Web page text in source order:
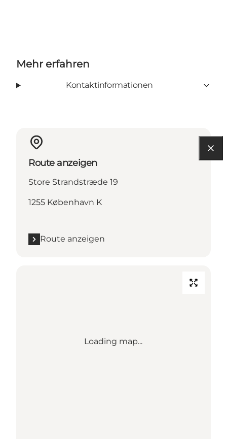
Mehr erfahren
Kontaktinformationen
Route anzeigen
Store Strandstræde 19
1255 København K
Route anzeigen
Loading map...